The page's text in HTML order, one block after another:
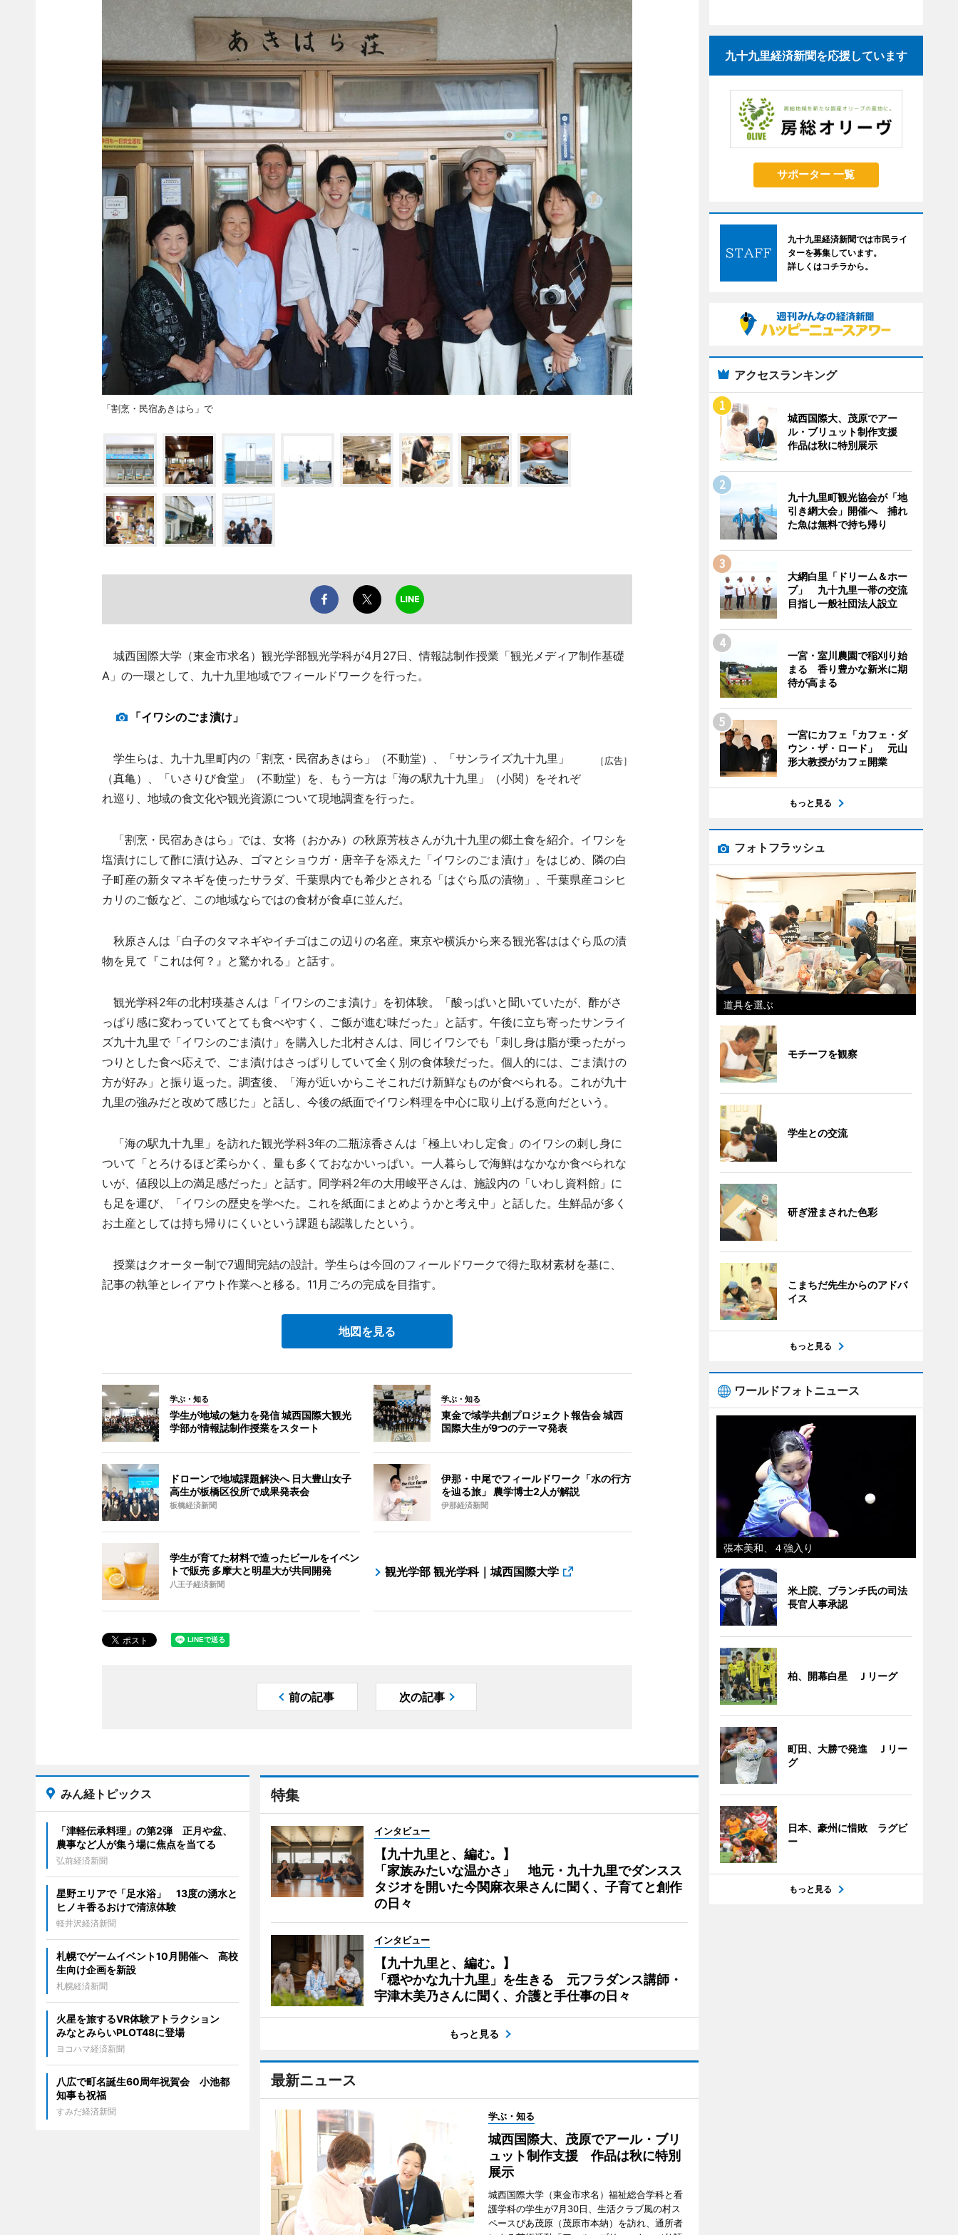
「割烹・民宿あきはら」で
城西国際大学（東金市求名）観光学部観光学科が4月27日、情報誌制作授業「観光メディア制作基礎
A」の一環として、九十九里地域でフィールドワークを行った。
「イワシのごま漬け」
［広告］
学生らは、九十九里町内の「割烹・民宿あきはら」（不動堂）、「サンライズ九十九里」
（真亀）、「いさりび食堂」（不動堂）を、もう一方は「海の駅九十九里」（小関）をそれぞ
れ巡り、地域の食文化や観光資源について現地調査を行った。
「割烹・民宿あきはら」では、女将（おかみ）の秋原芳枝さんが九十九里の郷土食を紹介。イワシを
塩漬けにして酢に漬け込み、ゴマとショウガ・唐辛子を添えた「イワシのごま漬け」をはじめ、隣の白
子町産の新タマネギを使ったサラダ、千葉県内でも希少とされる「はぐら瓜の漬物」、千葉県産コシヒ
カリのご飯など、この地域ならではの食材が食卓に並んだ。
秋原さんは「白子のタマネギやイチゴはこの辺りの名産。東京や横浜から来る観光客ははぐら瓜の漬
物を見て『これは何？』と驚かれる」と話す。
観光学科2年の北村瑛基さんは「イワシのごま漬け」を初体験。「酸っぱいと聞いていたが、酢がさ
っぱり感に変わっていてとても食べやすく、ご飯が進む味だった」と話す。午後に立ち寄ったサンライ
ズ九十九里で「イワシのごま漬け」を購入した北村さんは、同じイワシでも「刺し身は脂が乗ったがっ
つりとした食べ応えで、ごま漬けはさっぱりしていて全く別の食体験だった。個人的には、ごま漬けの
方が好み」と振り返った。調査後、「海が近いからこそこれだけ新鮮なものが食べられる。これが九十
九里の強みだと改めて感じた」と話し、今後の紙面でイワシ料理を中心に取り上げる意向だという。
「海の駅九十九里」を訪れた観光学科3年の二瓶涼香さんは「極上いわし定食」のイワシの刺し身に
ついて「とろけるほど柔らかく、量も多くておなかいっぱい。一人暮らしで海鮮はなかなか食べられな
いが、値段以上の満足感だった」と話す。同学科2年の大用峻平さんは、施設内の「いわし資料館」に
も足を運び、「イワシの歴史を学べた。これを紙面にまとめようかと考え中」と話した。生鮮品が多く
お土産としては持ち帰りにくいという課題も認識したという。
授業はクオーター制で7週間完結の設計。学生らは今回のフィールドワークで得た取材素材を基に、
記事の執筆とレイアウト作業へと移る。11月ごろの完成を目指す。
地図を見る
学ぶ・知る
学生が地域の魅力を発信 城西国際大観光
学部が情報誌制作授業をスタート
学ぶ・知る
東金で域学共創プロジェクト報告会 城西
国際大生が9つのテーマ発表
ドローンで地域課題解決へ 日大豊山女子
高生が板橋区役所で成果発表会
板橋経済新聞
伊那・中尾でフィールドワーク「水の行方
を辿る旅」 農学博士2人が解説
伊那経済新聞
学生が育てた材料で造ったビールをイベン
トで販売 多摩大と明星大が共同開発
八王子経済新聞
観光学部 観光学科｜城西国際大学
前の記事 次の記事
特集
インタビュー
【九十九里と、編む。】
「家族みたいな温かさ」 地元・九十九里でダンスス
タジオを開いた今関麻衣果さんに聞く、子育てと創作
の日々
インタビュー
【九十九里と、編む。】
「穏やかな九十九里」を生きる 元フラダンス講師・
宇津木美乃さんに聞く、介護と手仕事の日々
もっと見る
最新ニュース
学ぶ・知る
城西国際大、茂原でアール・ブリ
ュット制作支援 作品は秋に特別
展示
城西国際大学（東金市求名）福祉総合学科と看
護学科の学生が7月30日、生活クラブ風の村ス
ペースぴあ茂原（茂原市本納）を訪れ、通所者
みん経トピックス
「津軽伝承料理」の第2弾 正月や盆、
農事など人が集う場に焦点を当てる
弘前経済新聞
星野エリアで「足水浴」 13度の湧水と
ヒノキ香るおけで清涼体験
軽井沢経済新聞
札幌でゲームイベント10月開催へ 高校
生向け企画を新設
札幌経済新聞
火星を旅するVR体験アトラクション
みなとみらいPLOT48に登場
ヨコハマ経済新聞
八広で町名誕生60周年祝賀会 小池都
知事も祝福
すみだ経済新聞
九十九里経済新聞を応援しています
サポーター 一覧
九十九里経済新聞では市民ライ
ターを募集しています。
詳しくはコチラから。
アクセスランキング
城西国際大、茂原でアー
ル・ブリュット制作支援
作品は秋に特別展示
九十九里町観光協会が「地
引き網大会」開催へ 捕れ
た魚は無料で持ち帰り
大網白里「ドリーム＆ホー
プ」 九十九里一帯の交流
目指し一般社団法人設立
一宮・室川農園で稲刈り始
まる 香り豊かな新米に期
待が高まる
一宮にカフェ「カフェ・ダ
ウン・ザ・ロード」 元山
形大教授がカフェ開業
もっと見る
フォトフラッシュ
道具を選ぶ
モチーフを観察
学生との交流
研ぎ澄まされた色彩
こまちだ先生からのアドバ
イス
もっと見る
ワールドフォトニュース
張本美和、４強入り
米上院、ブランチ氏の司法
長官人事承認
柏、開幕白星 Ｊリーグ
町田、大勝で発進 Ｊリー
グ
日本、豪州に惜敗 ラグビ
ー
もっと見る